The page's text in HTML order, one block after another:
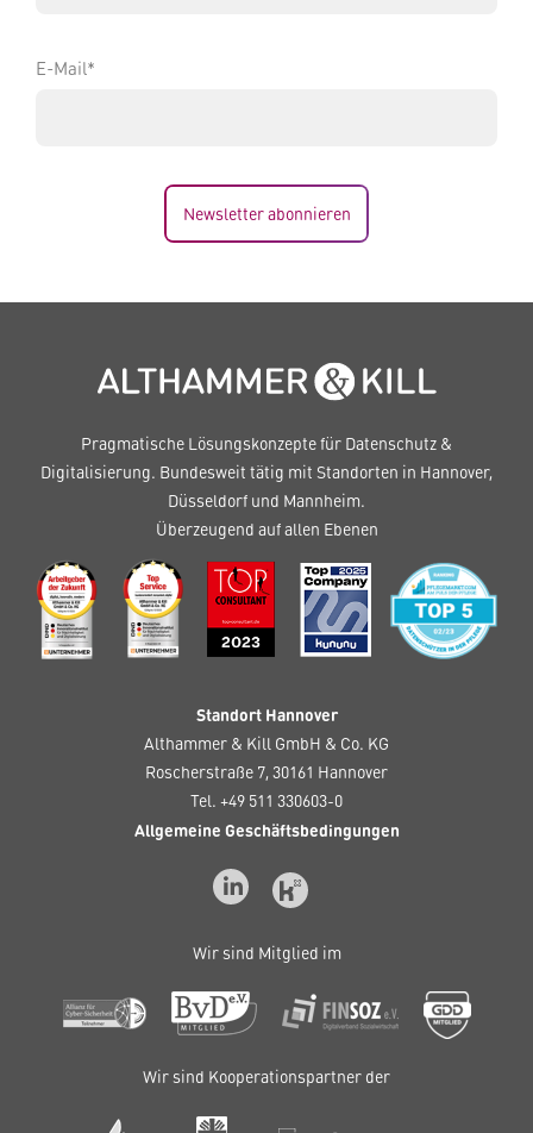
E-Mail*
Newsletter abonnieren
Pragmatische Lösungskonzepte für Datenschutz &
Digitalisierung. Bundesweit tätig mit Standorten in Hannover,
Düsseldorf und Mannheim.
Überzeugend auf allen Ebenen
Standort Hannover
Althammer & Kill GmbH & Co. KG
Roscherstraße 7, 30161 Hannover
Tel. +49 511 330603-0
Allgemeine Geschäftsbedingungen
Wir sind Mitglied im
Wir sind Kooperationspartner der